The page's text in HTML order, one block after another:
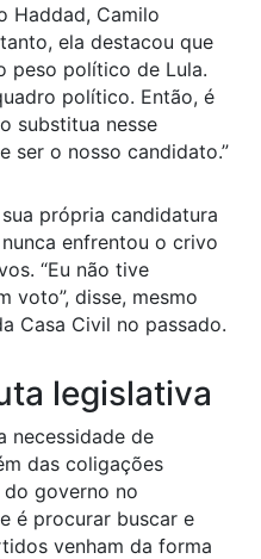
Haddad, Camilo
ela destacou que
peso político de Lula.
político. Então, é
substitua nesse
ser o nosso candidato.”
própria candidatura
enfrentou o crivo
“Eu não tive
voto”, disse, mesmo
Casa Civil no passado.
legislativa
necessidade de
das coligações
governo no
é procurar buscar e
venham da forma